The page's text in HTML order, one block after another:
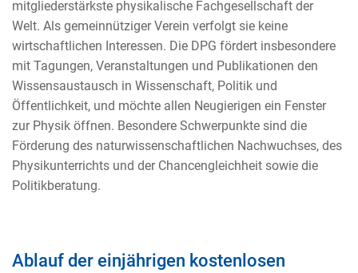
mitgliederstärkste physikalische Fachgesellschaft der
Welt. Als gemeinnütziger Verein verfolgt sie keine
wirtschaftlichen Interessen. Die DPG fördert insbesondere
mit Tagungen, Veranstaltungen und Publikationen den
Wissensaustausch in Wissenschaft, Politik und
Öffentlichkeit, und möchte allen Neugierigen ein Fenster
zur Physik öffnen. Besondere Schwerpunkte sind die
Förderung des naturwissenschaftlichen Nachwuchses, des
Physikunterrichts und der Chancengleichheit sowie die
Politikberatung.
Ablauf der einjährigen kostenlosen